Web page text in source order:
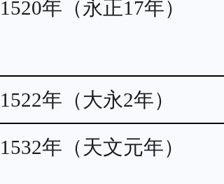
1520年（永正17年）
1522年（大永2年）
1532年（天文元年）